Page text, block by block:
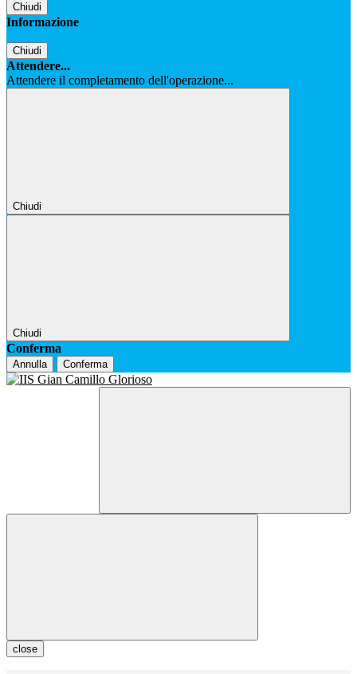
Chiudi
Informazione
Chiudi
Attendere...
Attendere il completamento dell'operazione...
Chiudi
Chiudi
Conferma
Annulla Conferma
close